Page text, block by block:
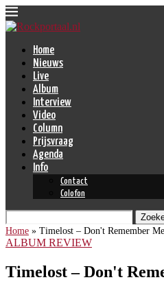
Home
Nieuws
Live
Album
Interview
Video
Column
Prijsvraag
Agenda
Info
Contact
Colofon
Home » Timelost – Don't Remember
ALBUM REVIEW
Timelost – Don't